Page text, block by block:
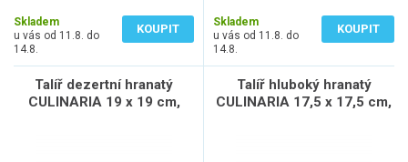
Skladem
u vás od 11.8. do
14.8.
KOUPIT
Skladem
u vás od 11.8. do
14.8.
KOUPIT
Talíř dezertní hranatý
CULINARIA 19 x 19 cm,
Talíř hluboký hranatý
CULINARIA 17,5 x 17,5 cm,